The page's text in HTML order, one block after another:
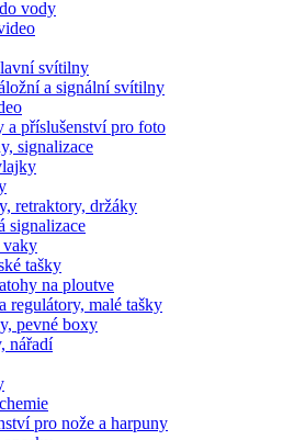
vody
svítilny
a signální svítilny
a příslušenství pro foto
signalizace
retraktory, držáky
signalizace
vaky
tašky
na ploutve
regulátory, malé tašky
pevné boxy
nářadí
pro nože a harpuny